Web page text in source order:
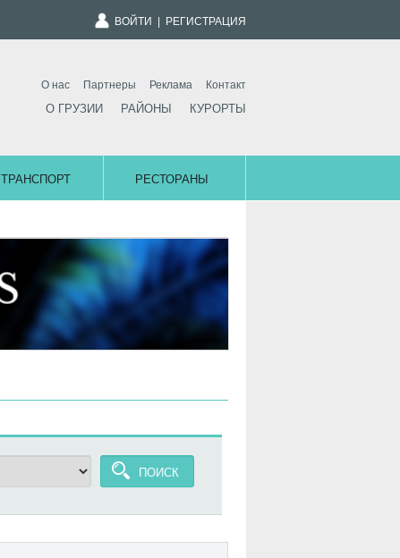
ВОЙТИ РЕГИСТРАЦИЯ
О нас Партнеры Реклама Контакт
О ГРУЗИИ РАЙОНЫ КУРОРТЫ
ТРАНСПОРТ РЕСТОРАНЫ
ПОИСК